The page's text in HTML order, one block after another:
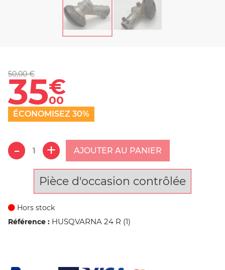
50,00 €
35€
00
ÉCONOMISEZ 30%
AJOUTER AU PANIER
Pièce d'occasion contrôlée
Hors stock
Référence : HUSQVARNA 24 R (1)